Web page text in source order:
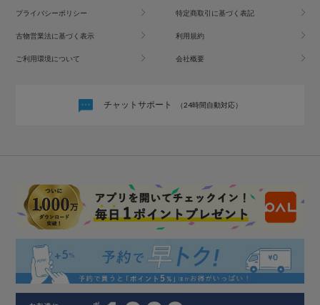
プライバシーポリシー 特定商取引に基づく表記
古物営業法に基づく表示 利用規約
ご利用環境について 会社概要
チャットサポート （24時間自動対応）